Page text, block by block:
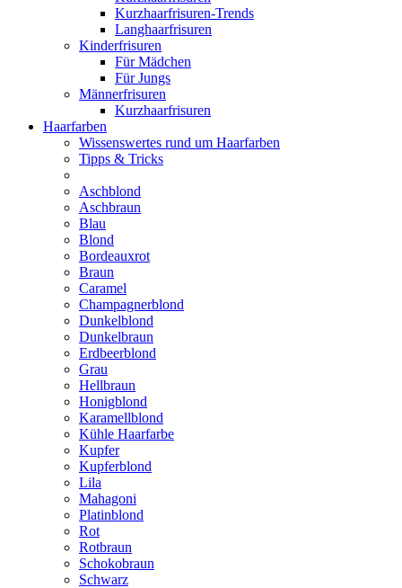
Kurzhaarfrisuren-Trends
Langhaarfrisuren
Kinderfrisuren
Für Mädchen
Für Jungs
Männerfrisuren
Kurzhaarfrisuren
Haarfarben
Wissenswertes rund um Haarfarben
Tipps & Tricks
Aschblond
Aschbraun
Blau
Blond
Bordeauxrot
Braun
Caramel
Champagnerblond
Dunkelblond
Dunkelbraun
Erdbeerblond
Grau
Hellbraun
Honigblond
Karamellblond
Kühle Haarfarbe
Kupfer
Kupferblond
Lila
Mahagoni
Platinblond
Rot
Rotbraun
Schokobraun
Schwarz